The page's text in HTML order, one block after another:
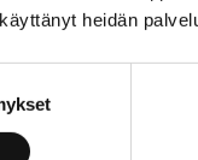
heidän